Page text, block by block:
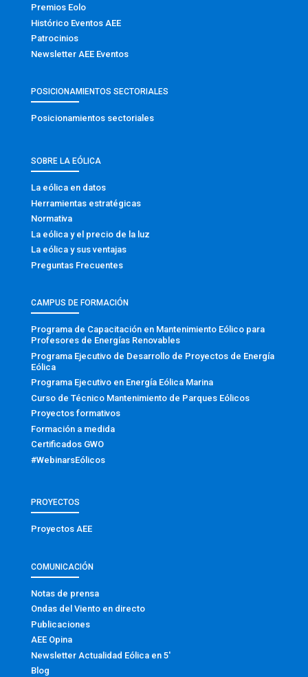
Premios Eolo
Histórico Eventos AEE
Patrocinios
Newsletter AEE Eventos
POSICIONAMIENTOS SECTORIALES
Posicionamientos sectoriales
SOBRE LA EÓLICA
La eólica en datos
Herramientas estratégicas
Normativa
La eólica y el precio de la luz
La eólica y sus ventajas
Preguntas Frecuentes
CAMPUS DE FORMACIÓN
Programa de Capacitación en Mantenimiento Eólico para
Profesores de Energías Renovables
Programa Ejecutivo de Desarrollo de Proyectos de Energía
Eólica
Programa Ejecutivo en Energía Eólica Marina
Curso de Técnico Mantenimiento de Parques Eólicos
Proyectos formativos
Formación a medida
Certificados GWO
#WebinarsEólicos
PROYECTOS
Proyectos AEE
COMUNICACIÓN
Notas de prensa
Ondas del Viento en directo
Publicaciones
AEE Opina
Newsletter Actualidad Eólica en 5′
Blog